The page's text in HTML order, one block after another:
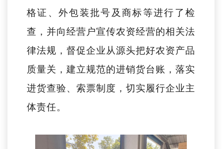
格证、外包装批号及商标等进行了检
查，并向经营户宣传农资经营的相关法
律法规，督促企业从源头把好农资产品
质量关，建立规范的进销货台账，落实
进货查验、索票制度，切实履行企业主
体责任。